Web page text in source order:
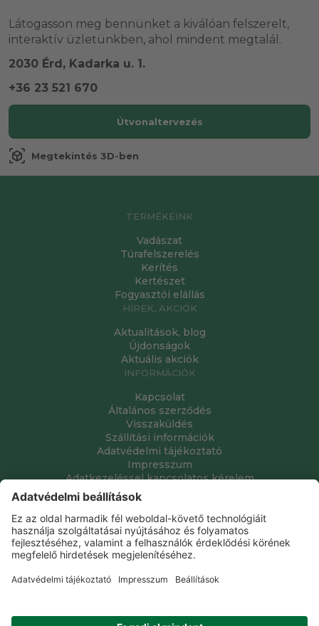
Látogasson meg bennünket a kiválóan felszerelt,
interaktív üzletünkben, ahol mindent megtalál.
2030 Érd, Kadarka u. 1.
+36 23 521 670
Útvonaltervezés
view_in_ar Megtekintés 3D-ben
TERMÉKEINK
Vadászat
Túrafelszerelés
Kerítés
Kertészet
Fogyasztói elállás
HÍREK, AKCIÓK
Aktualitások, blog
Újdonságok
Aktuális akciók
INFORMÁCIÓK
Kapcsolat
Általános szerződés
Visszaküldés
Szállítási információk
Adatvédelmi tájékoztató
Impresszum
Adatkezeléssel kapcsolatos kérelem